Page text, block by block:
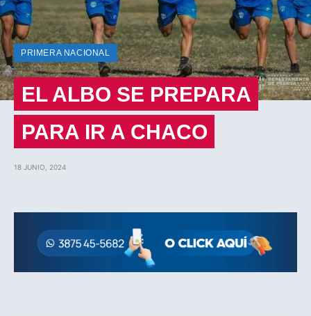
PRIMERA NACIONAL
EL ALBO SE PREPARA
PARA IR A CHACO
18 JUNIO, 2024